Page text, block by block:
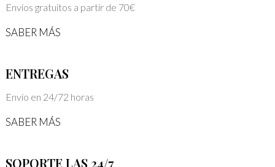
Envíos gratuitos a partir de 70€
SABER MÁS
ENTREGAS
Envío en 24/72 horas
SABER MÁS
SOPORTE LAS 24/7